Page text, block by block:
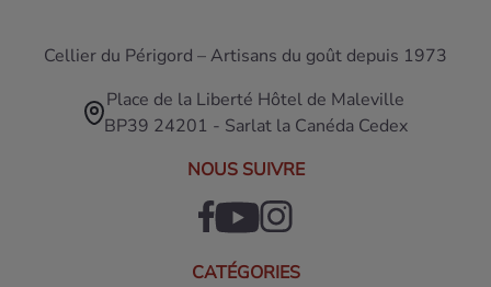
Cellier du Périgord – Artisans du goût depuis 1973
Place de la Liberté Hôtel de Maleville
BP39 24201 - Sarlat la Canéda Cedex
NOUS SUIVRE
CATÉGORIES